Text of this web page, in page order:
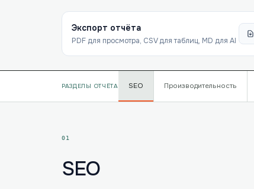
Экспорт отчёта
PDF для просмотра, CSV для таблиц, MD для AI
РАЗДЕЛЫ ОТЧЁТА SEO Производительность
01
SEO